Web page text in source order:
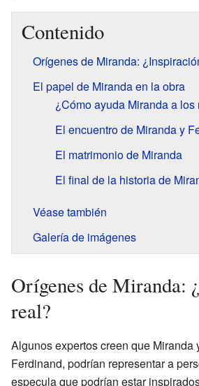
Contenido
Orígenes de Miranda:
El papel de Miranda en la obra
¿Cómo ayuda Miranda a los
El encuentro de Miranda y
El matrimonio de Miranda
El final de la historia de
Véase también
Galería de imágenes
Orígenes de Miranda:
real?
Algunos expertos creen que Miranda
Ferdinand, podrían representar a
especula que podrían estar